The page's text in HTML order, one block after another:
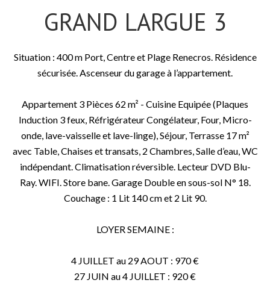
GRAND LARGUE 3
Situation : 400 m Port, Centre et Plage Renecros. Résidence
sécurisée. Ascenseur du garage à l’appartement.
Appartement 3 Pièces 62 m² - Cuisine Equipée (Plaques
Induction 3 feux, Réfrigérateur Congélateur, Four, Micro-
onde, lave-vaisselle et lave-linge), Séjour, Terrasse 17 m²
avec Table, Chaises et transats, 2 Chambres, Salle d’eau, WC
indépendant. Climatisation réversible. Lecteur DVD Blu-
Ray. WIFI. Store bane. Garage Double en sous-sol N° 18.
Couchage : 1 Lit 140 cm et 2 Lit 90.
LOYER SEMAINE :
4 JUILLET au 29 AOUT : 970 €
27 JUIN au 4 JUILLET : 920 €